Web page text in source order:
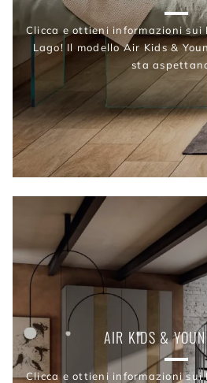
Clicca e ottieni informazioni
Lago! Il modello Air Kids &
sta
AIR KIDS &
Clicca e ottieni informazioni